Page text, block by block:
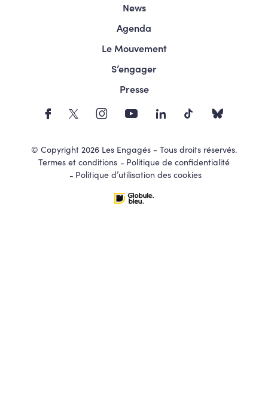
News
Agenda
Le Mouvement
S’engager
Presse
© Copyright 2026 Les Engagés - Tous droits réservés.
Termes et conditions
Politique de confidentialité
Politique d’utilisation des cookies